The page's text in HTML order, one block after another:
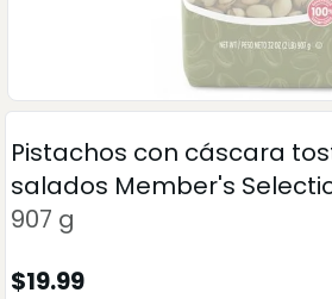
Pistachos con cáscara
salados Member's
907 g
$19.99